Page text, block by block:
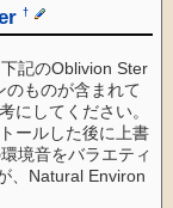
†
記のOblivion Ster
ものが含まれて
にしてください。
ールした後に上書
境音をバラエティ
、Natural Environ